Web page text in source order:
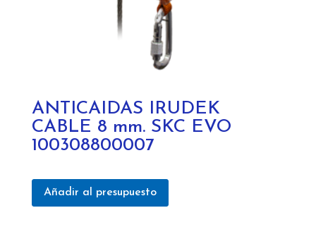
ANTICAIDAS IRUDEK
CABLE 8 mm. SKC EVO
100308800007
Añadir al presupuesto